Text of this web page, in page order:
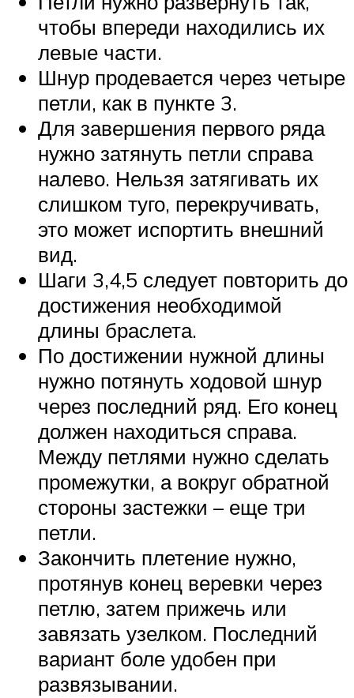
чтобы впереди находились их
левые части.
Шнур продевается через четыре
петли, как в пункте 3.
Для завершения первого ряда
нужно затянуть петли справа
налево. Нельзя затягивать их
слишком туго, перекручивать,
это может испортить внешний
вид.
Шаги 3,4,5 следует повторить до
достижения необходимой
длины браслета.
По достижении нужной длины
нужно потянуть ходовой шнур
через последний ряд. Его конец
должен находиться справа.
Между петлями нужно сделать
промежутки, а вокруг обратной
стороны застежки – еще три
петли.
Закончить плетение нужно,
протянув конец веревки через
петлю, затем прижечь или
завязать узелком. Последний
вариант боле удобен при
развязывании.